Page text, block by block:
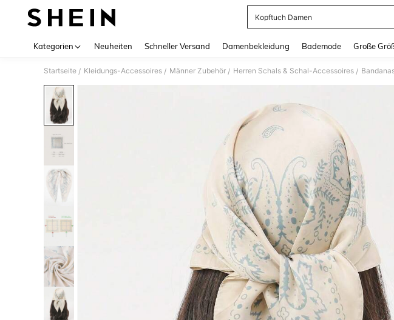
Kopftuch Damen
Kategorien Neuheiten Schneller Versand Damenbekleidung Bademode Große
Startseite / Kleidungs-Accessoires / Männer Zubehör / Herren Schals & Schal-Accessoires /